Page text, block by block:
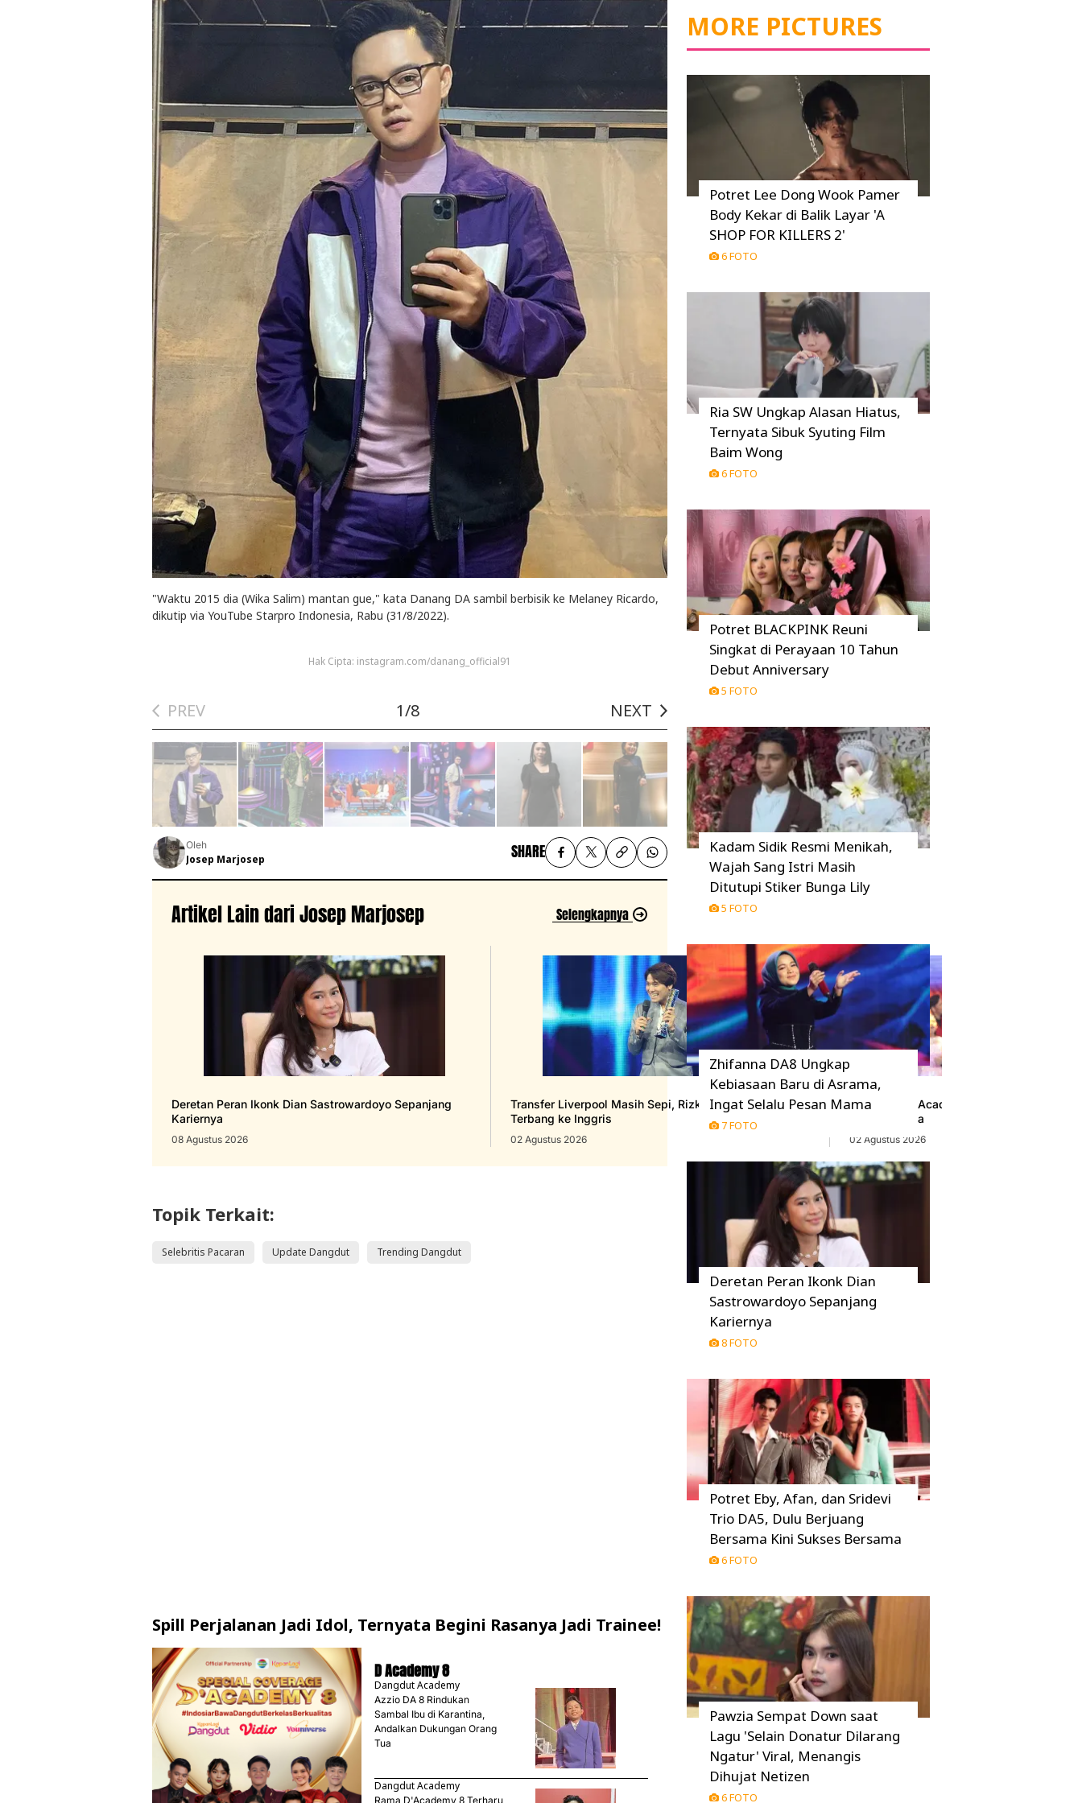
"Waktu 2015 dia (Wika Salim) mantan gue," kata Danang DA sambil berbisik ke Melaney Ricardo,
dikutip via YouTube Starpro Indonesia, Rabu (31/8/2022).
Hak Cipta: instagram.com/danang_official91
PREV 1/8 NEXT
Oleh
Josep Marjosep SHARE
Artikel Lain dari Josep Marjosep Selengkapnya
Deretan Peran Ikonk Dian Sastrowardoyo Sepanjang
Kariernya
08 Agustus 2026
Transfer Liverpool Masih Sepi, Rizky Billar Agendakan
Terbang ke Inggris
02 Agustus 2026
Panggung D'Academy 8 Diwarnai 4 Wakil
Intip Profilnya
02 Agustus 2026
Topik Terkait:
Selebritis Pacaran Update Dangdut Trending Dangdut
Spill Perjalanan Jadi Idol, Ternyata Begini Rasanya Jadi Trainee!
D Academy 8
Dangdut Academy
Azzio DA 8 Rindukan
Sambal Ibu di Karantina,
Andalkan Dukungan Orang
Tua
Dangdut Academy
Rama D'Academy 8 Terharu
MORE PICTURES
Potret Lee Dong Wook Pamer
Body Kekar di Balik Layar 'A
SHOP FOR KILLERS 2'
6 FOTO
Ria SW Ungkap Alasan Hiatus,
Ternyata Sibuk Syuting Film
Baim Wong
6 FOTO
Potret BLACKPINK Reuni
Singkat di Perayaan 10 Tahun
Debut Anniversary
5 FOTO
Kadam Sidik Resmi Menikah,
Wajah Sang Istri Masih
Ditutupi Stiker Bunga Lily
5 FOTO
Zhifanna DA8 Ungkap
Kebiasaan Baru di Asrama,
Ingat Selalu Pesan Mama
7 FOTO
Deretan Peran Ikonk Dian
Sastrowardoyo Sepanjang
Kariernya
8 FOTO
Potret Eby, Afan, dan Sridevi
Trio DA5, Dulu Berjuang
Bersama Kini Sukses Bersama
6 FOTO
Pawzia Sempat Down saat
Lagu 'Selain Donatur Dilarang
Ngatur' Viral, Menangis
Dihujat Netizen
6 FOTO